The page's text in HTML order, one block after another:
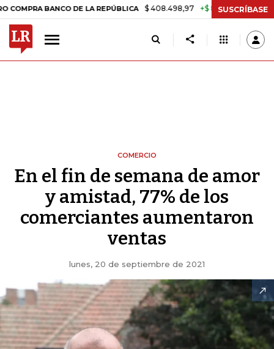
BANCO DE LA REPÚBLICA $ 408.498,97 +$ 8.753,81 +2,19%
SUSCRÍBASE
COMERCIO
En el fin de semana de amor
y amistad, 77% de los
comerciantes aumentaron
ventas
lunes, 20 de septiembre de 2021